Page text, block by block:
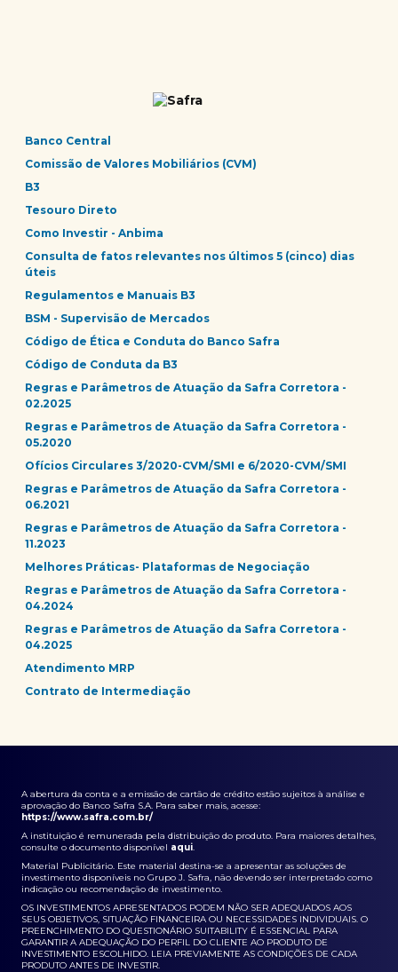
Banco Central
Comissão de Valores Mobiliários (CVM)
B3
Tesouro Direto
Como Investir - Anbima
Consulta de fatos relevantes nos últimos 5 (cinco) dias
úteis
Regulamentos e Manuais B3
BSM - Supervisão de Mercados
Código de Ética e Conduta do Banco Safra
Código de Conduta da B3
Regras e Parâmetros de Atuação da Safra Corretora -
02.2025
Regras e Parâmetros de Atuação da Safra Corretora -
05.2020
Ofícios Circulares 3/2020-CVM/SMI e 6/2020-CVM/SMI
Regras e Parâmetros de Atuação da Safra Corretora -
06.2021
Regras e Parâmetros de Atuação da Safra Corretora -
11.2023
Melhores Práticas- Plataformas de Negociação
Regras e Parâmetros de Atuação da Safra Corretora -
04.2024
Regras e Parâmetros de Atuação da Safra Corretora -
04.2025
Atendimento MRP
Contrato de Intermediação
A abertura da conta e a emissão de cartão de crédito estão sujeitos à análise e
aprovação do Banco Safra S.A. Para saber mais, acesse:
https://www.safra.com.br/
A instituição é remunerada pela distribuição do produto. Para maiores detalhes,
consulte o documento disponível aqui.
Material Publicitário. Este material destina-se a apresentar as soluções de
investimento disponíveis no Grupo J. Safra, não devendo ser interpretado como
indicação ou recomendação de investimento.
OS INVESTIMENTOS APRESENTADOS PODEM NÃO SER ADEQUADOS AOS
SEUS OBJETIVOS, SITUAÇÃO FINANCEIRA OU NECESSIDADES INDIVIDUAIS. O
PREENCHIMENTO DO QUESTIONÁRIO SUITABILITY É ESSENCIAL PARA
GARANTIR A ADEQUAÇÃO DO PERFIL DO CLIENTE AO PRODUTO DE
INVESTIMENTO ESCOLHIDO. LEIA PREVIAMENTE AS CONDIÇÕES DE CADA
PRODUTO ANTES DE INVESTIR.